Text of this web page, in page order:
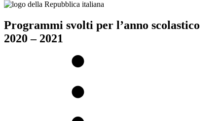
Programmi svolti per l’anno scolastico
2020 – 2021